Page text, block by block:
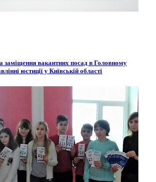
заміщення вакантних посад в Головному
юстиції у Київській області